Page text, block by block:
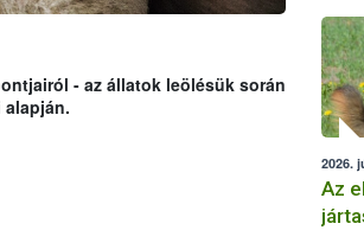
- az állatok leölésük során
alapján.
2026.
Az